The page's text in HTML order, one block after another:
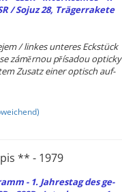
/ Sojuz 28, Trä­ger­ra­ke­te
/ lin­kes un­te­res Eck­stück
záměrnou přísadou op­ti­cky
Zu­satz einer op­tisch auf­
** - 1979
- 1. Jah­res­tag des ge­